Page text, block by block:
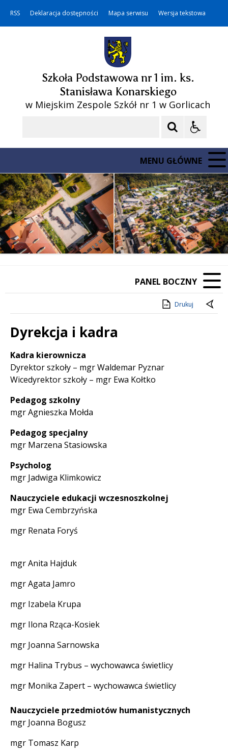
RSS Deklaracja dostępności Mapa serwisu Wersja tekstowa
Szkoła Podstawowa nr 1 im. ks.
Stanisława Konarskiego
w Miejskim Zespole Szkół nr 1 w Gorlicach
MENU GŁÓWNE
Poprzedni Element
Następny Element
❚❚
PANEL BOCZNY
Drukuj
Dyrekcja i kadra
Treść
Kadra kierownicza
Dyrektor szkoły – mgr Waldemar Pyznar
Wicedyrektor szkoły – mgr Ewa Kołtko
Pedagog szkolny
mgr Agnieszka Mołda
Pedagog specjalny
mgr Marzena Stasiowska
Psycholog
mgr Jadwiga Klimkowicz
Nauczyciele edukacji wczesnoszkolnej
mgr Ewa Cembrzyńska
mgr Renata Foryś
mgr Anita Hajduk
mgr Agata Jamro
mgr Izabela Krupa
mgr Ilona Rząca-Kosiek
mgr Joanna Sarnowska
mgr Halina Trybus – wychowawca świetlicy
mgr Monika Zapert – wychowawca świetlicy
Nauczyciele przedmiotów humanistycznych
mgr Joanna Bogusz
mgr Tomasz Karp